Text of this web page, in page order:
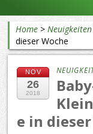
Home >Neuigkeiten
dieser Woche
NOV
26
2018
e in